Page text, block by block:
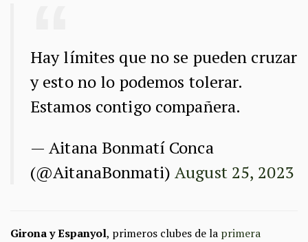
Hay límites que no se pueden cruzar
y esto no lo podemos tolerar.
Estamos contigo compañera.
— Aitana Bonmatí Conca
(@AitanaBonmati)August 25, 2023
Girona y Espanyol, primeros clubes de la primera